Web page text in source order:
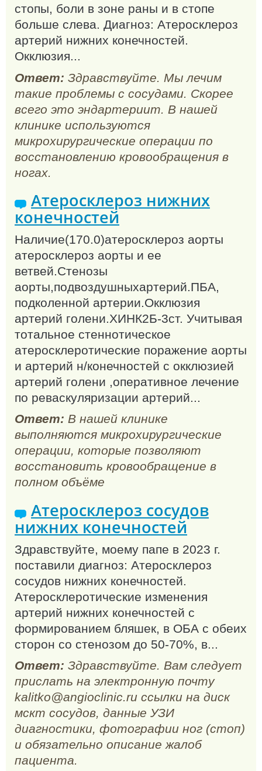
стопы, боли в зоне раны и в стопе
больше слева. Диагноз: Атеросклероз
артерий нижних конечностей.
Окклюзия...
Ответ: Здравствуйте. Мы лечим
такие проблемы с сосудами. Скорее
всего это эндартериит. В нашей
клинике используются
микрохирургические операции по
восстановлению кровообращения в
ногах.
Атеросклероз нижних
конечностей
Наличие(170.0)атеросклероз аорты
атеросклероз аорты и ее
ветвей.Стенозы
аорты,подвоздушныхартерий.ПБА,
подколенной артерии.Окклюзия
артерий голени.ХИНК2Б-3ст. Учитывая
тотальное стеннотическое
атеросклеротические поражение аорты
и артерий н/конечностей с окклюзией
артерий голени ,оперативное лечение
по реваскуляризации артерий...
Ответ: В нашей клинике
выполняются микрохирургические
операции, которые позволяют
восстановить кровообращение в
полном объёме
Атеросклероз сосудов
нижних конечностей
Здравствуйте, моему папе в 2023 г.
поставили диагноз: Атеросклероз
сосудов нижних конечностей.
Атеросклеротические изменения
артерий нижних конечностей с
формированием бляшек, в ОБА с обеих
сторон со стенозом до 50-70%, в...
Ответ: Здравствуйте. Вам следует
прислать на электронную почту
kalitko@angioclinic.ru ссылки на диск
мскт сосудов, данные УЗИ
диагностики, фотографии ног (стоп)
и обязательно описание жалоб
пациента.